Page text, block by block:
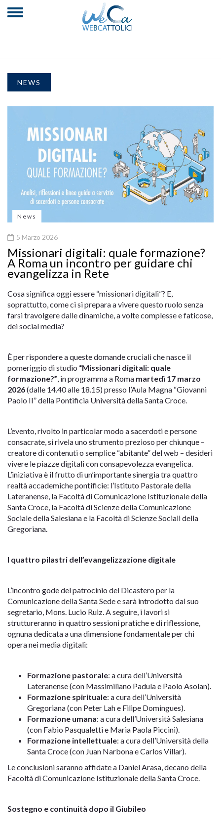
NEWS
News
5 Marzo 2026
Missionari digitali: quale formazione?
A Roma un incontro per guidare chi
evangelizza in Rete
Cosa significa oggi essere “missionari digitali”? E,
soprattutto, come ci si prepara a vivere questo ruolo senza
farsi travolgere dalle dinamiche, a volte complesse e faticose,
dei social media?
È per rispondere a queste domande cruciali che nasce il
pomeriggio di studio “Missionari digitali: quale
formazione?”, in programma a Roma martedì 17 marzo
2026(dalle 14.40 alle 18.15) presso l’Aula Magna “Giovanni
Paolo II” della Pontificia Università della Santa Croce.
L’evento, rivolto in particolar modo a sacerdoti e persone
consacrate, si rivela uno strumento prezioso per chiunque –
creatore di contenuti o semplice “abitante” del web – desideri
vivere le piazze digitali con consapevolezza evangelica.
L’iniziativa è il frutto di un’importante sinergia tra quattro
realtà accademiche pontificie: l’Istituto Pastorale della
Lateranense, la Facoltà di Comunicazione Istituzionale della
Santa Croce, la Facoltà di Scienze della Comunicazione
Sociale della Salesiana e la Facoltà di Scienze Sociali della
Gregoriana.
I quattro pilastri dell’evangelizzazione digitale
L’incontro gode del patrocinio del Dicastero per la
Comunicazione della Santa Sede e sarà introdotto dal suo
segretario, Mons. Lucio Ruiz. A seguire, i lavori si
struttureranno in quattro sessioni pratiche e di riflessione,
ognuna dedicata a una dimensione fondamentale per chi
opera nei media digitali:
Formazione pastorale: a cura dell’Università
Lateranense (con Massimiliano Padula e Paolo Asolan).
Formazione spirituale: a cura dell’Università
Gregoriana (con Peter Lah e Filipe Domingues).
Formazione umana: a cura dell’Università Salesiana
(con Fabio Pasqualetti e Maria Paola Piccini).
Formazione intellettuale: a cura dell’Università della
Santa Croce (con Juan Narbona e Carlos Villar).
Le conclusioni saranno affidate a Daniel Arasa, decano della
Facoltà di Comunicazione Istituzionale della Santa Croce.
Sostegno e continuità dopo il Giubileo